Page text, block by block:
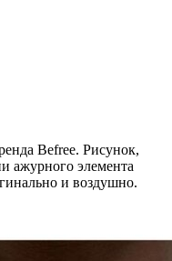
Befree. Рисунок,
ажурного элемента
и воздушно.